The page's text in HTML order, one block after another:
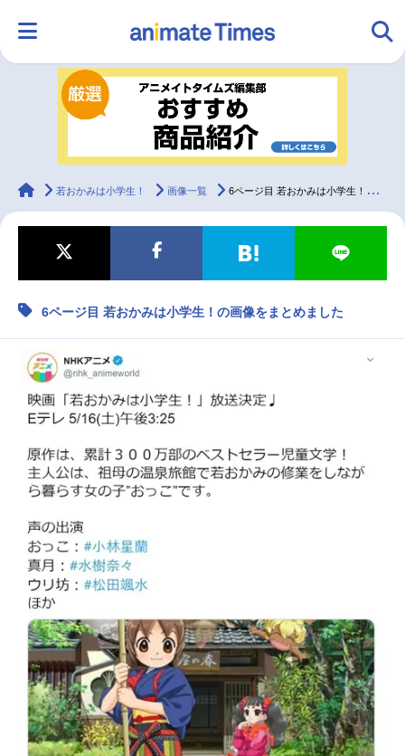
ランキング アニメ
ラジオ みんなの声
マンガ・ラノベ ゲーム・アプリ 音楽 コスプレ
配信・Vtuber トレンド 無料マンガ
最新記事一覧
アニメ記事一覧 声優記事一覧
今期アニメ曜日別一覧
秋アニメ
男性声優/女性声優一覧
FOLLOW US
animateTimes
若おかみは小学生！ 画像一覧 6ページ目 若おかみは小学生！の画像をまとめました
6ページ目 若おかみは小学生！の画像をまとめました